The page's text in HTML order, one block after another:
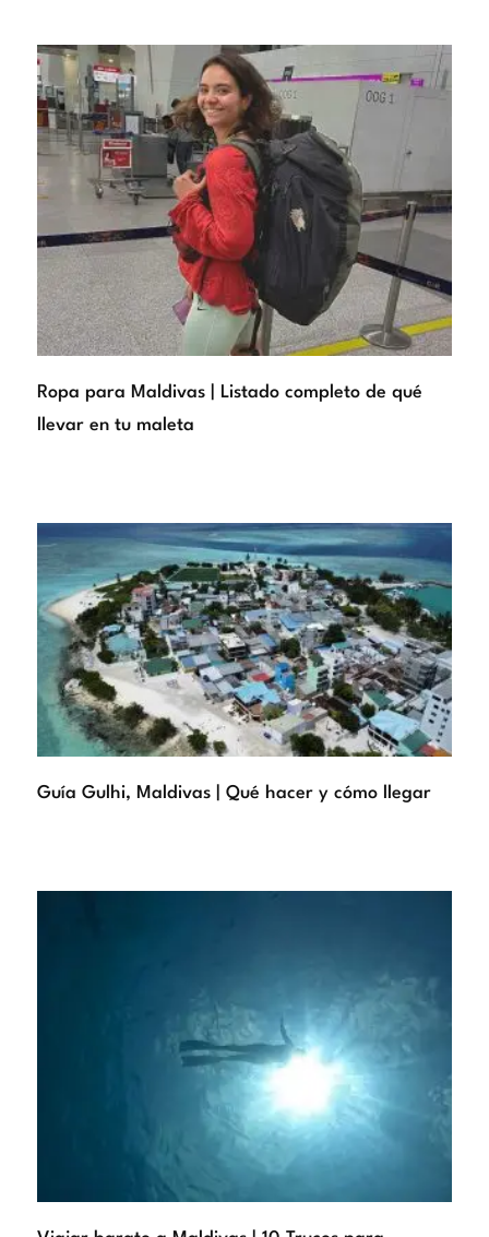
Ropa para Maldivas | Listado completo de qué
llevar en tu maleta
Guía Gulhi, Maldivas | Qué hacer y cómo llegar